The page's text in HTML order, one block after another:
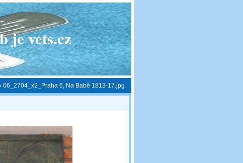
je vets.cz
06_2704_x2_Praha 6, Na Babě 1813-17.jpg